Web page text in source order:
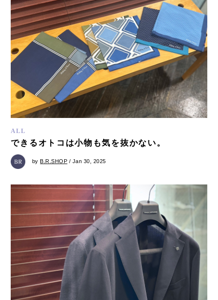
ALL
できるオトコは小物も気を抜かない。
byB.R.SHOP / Jan 30, 2025